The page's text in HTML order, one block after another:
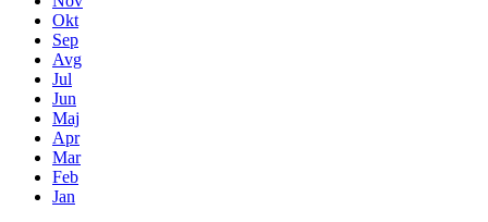
Okt
Sep
Avg
Jul
Jun
Maj
Apr
Mar
Feb
Jan